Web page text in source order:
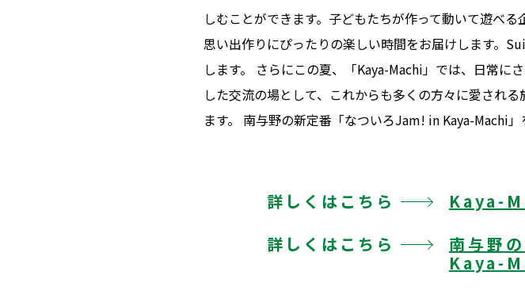
しむことができます。子どもたちが作って動いて遊べ
思い出作りにぴったりの楽しい時間をお届けします。
します。 さらにこの夏、「Kaya-Machi」では、日常に
した交流の場として、これからも多くの方々に愛され
ます。 南与野の新定番「なついろJam! in Kaya-Machi」
詳しくはこちら
Kaya-
詳しくはこちら
南与野
Kaya-